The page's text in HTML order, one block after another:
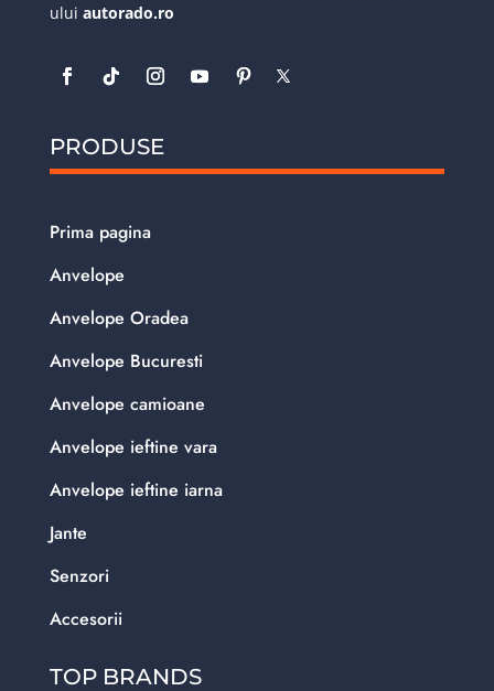
ului autorado.ro
PRODUSE
Prima pagina
Anvelope
Anvelope Oradea
Anvelope Bucuresti
Anvelope camioane
Anvelope ieftine vara
Anvelope ieftine iarna
Jante
Senzori
Accesorii
TOP BRANDS